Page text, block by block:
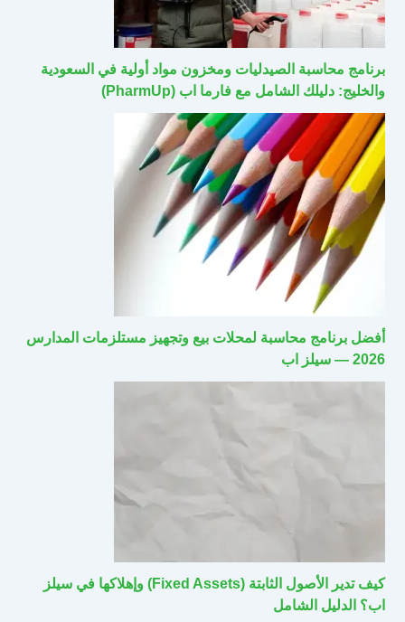
برنامج محاسبة الصيدليات ومخزون مواد أولية في السعودية
والخليج: دليلك الشامل مع فارما اب (PharmUp)
أفضل برنامج محاسبة لمحلات بيع وتجهيز مستلزمات المدارس
2026 — سيلز اب
كيف تدير الأصول الثابتة (Fixed Assets) وإهلاكها في سيلز
اب؟ الدليل الشامل